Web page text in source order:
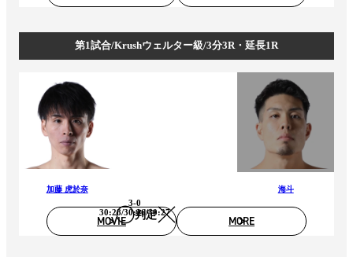
第1試合/Krushウェルター級/3分3R・延長1R
加藤 虎於奈
判定
3-0
30:28/30:26/30:27
海斗
MOVIE MORE